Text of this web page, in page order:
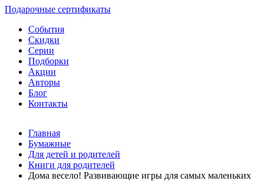
Подарочные сертификаты
События
Скидки
Серии
Подборки
Акции
Авторы
Блог
Контакты
Главная
Бумажные
Для детей и родителей
Книги для родителей
Дома весело! Развивающие игры для самых маленьких